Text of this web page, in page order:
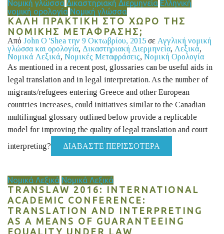
Νομική γλώσσα Δικαστηριακή Διερμηνεία Ελληνική
νομική ορολογία Νομική γλώσσα
ΚΑΛΗ ΠΡΑΚΤΙΚΗ ΣΤΟ ΧΩΡΟ ΤΗΣ
ΝΟΜΙΚΗΣ ΜΕΤΑΦΡΑΣΗΣ;
Από John O 'Shea την 9 Οκτωβρίου, 2015 σε Αγγλική νομική
γλώσσα και ορολογία, Δικαστηριακή Διερμηνεία, Λεξικά,
Νομικά Λεξικά, Νομικές Μεταφράσεις, Νομική Ορολογία
As mentioned in a recent post, glossaries can be useful aids in
legal translation and in legal interpretation. As the number of
migrants/refugees entering Greece and other European
countries increases, could initiatives similar to the Canadian
multilingual glossary outlined below provide a replicable
model for improving the quality of legal translation and court
interpreting?
ΔΙΑΒΆΣΤΕ ΠΕΡΙΣΣΌΤΕΡΑ
Νομικά Λεξικά Νομικά Λεξικά
TRANSLAW 2016: INTERNATIONAL
ACADEMIC CONFERENCE:
TRANSLATION AND INTERPRETING
AS A MEANS OF GUARANTEEING
EQUALITY UNDER LAW